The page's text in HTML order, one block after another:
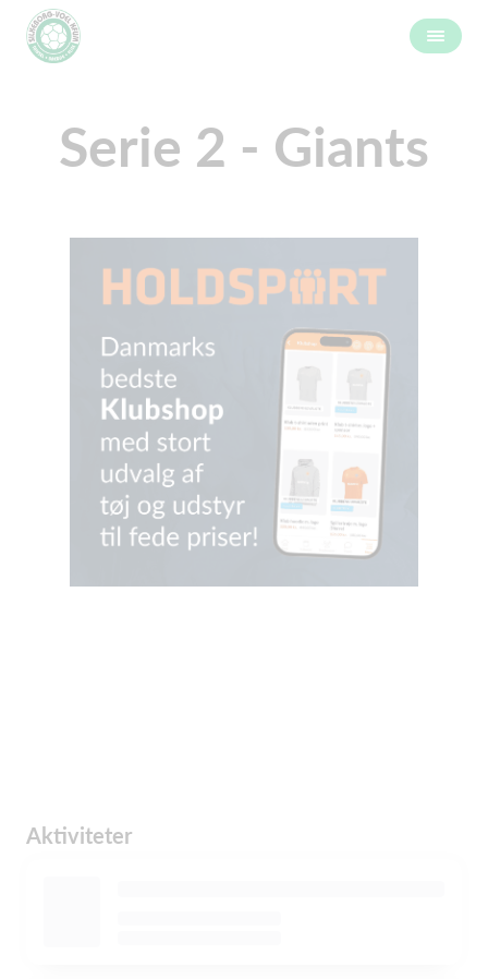
Serie 2 - Giants
Aktiviteter